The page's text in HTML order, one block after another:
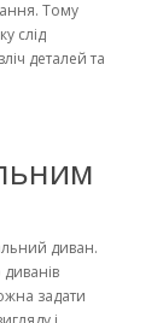
Тому
слід
деталей та
диван.
задати